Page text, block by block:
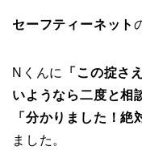
セーフティーネット
Nくんに
「この掟さ
いようなら二度と相
「分かりました！絶
ました。